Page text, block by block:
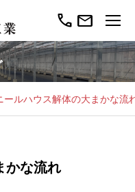
call mail
ールハウス解体の大まかな流
かな流れ